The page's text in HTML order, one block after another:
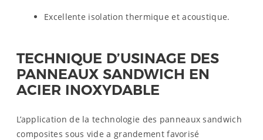
Excellente isolation thermique et acoustique.
TECHNIQUE D’USINAGE DES
PANNEAUX SANDWICH EN
ACIER INOXYDABLE
L’application de la technologie des panneaux sandwich
composites sous vide a grandement favorisé